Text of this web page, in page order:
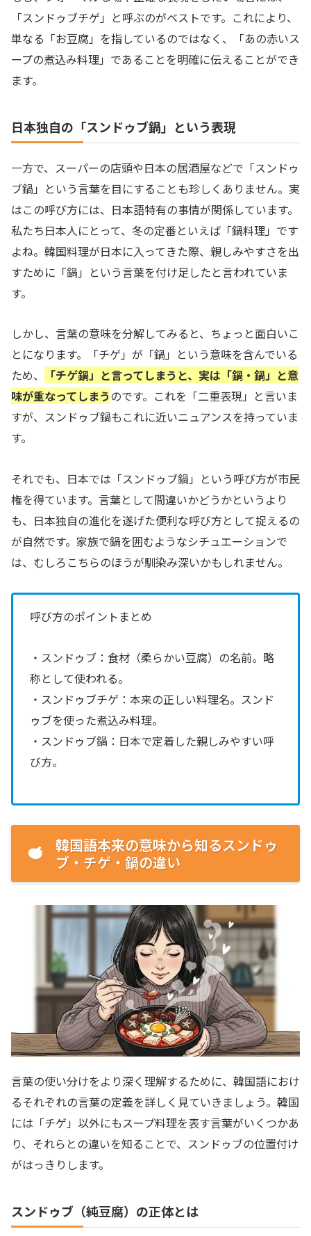
「スンドゥブチゲ」と呼ぶのがベストです。これにより、
単なる「お豆腐」を指しているのではなく、「あの赤いス
ープの煮込み料理」であることを明確に伝えることができ
ます。
日本独自の「スンドゥブ鍋」という表現
一方で、スーパーの店頭や日本の居酒屋などで「スンドゥ
ブ鍋」という言葉を目にすることも珍しくありません。実
はこの呼び方には、日本語特有の事情が関係しています。
私たち日本人にとって、冬の定番といえば「鍋料理」です
よね。韓国料理が日本に入ってきた際、親しみやすさを出
すために「鍋」という言葉を付け足したと言われていま
す。
しかし、言葉の意味を分解してみると、ちょっと面白いこ
とになります。「チゲ」が「鍋」という意味を含んでいる
ため、
「チゲ鍋」と言ってしまうと、実は「鍋・鍋」と意
味が重なってしまうのです。これを「二重表現」と言いま
すが、スンドゥブ鍋もこれに近いニュアンスを持っていま
す。
それでも、日本では「スンドゥブ鍋」という呼び方が市民
権を得ています。言葉として間違いかどうかというより
も、日本独自の進化を遂げた便利な呼び方として捉えるの
が自然です。家族で鍋を囲むようなシチュエーションで
は、むしろこちらのほうが馴染み深いかもしれません。
呼び方のポイントまとめ
・スンドゥブ：食材（柔らかい豆腐）の名前。略
称として使われる。
・スンドゥブチゲ：本来の正しい料理名。スンド
ゥブを使った煮込み料理。
・スンドゥブ鍋：日本で定着した親しみやすい呼
び方。
韓国語本来の意味から知るスンドゥ
ブ・チゲ・鍋の違い
言葉の使い分けをより深く理解するために、韓国語におけ
るそれぞれの言葉の定義を詳しく見ていきましょう。韓国
には「チゲ」以外にもスープ料理を表す言葉がいくつかあ
り、それらとの違いを知ることで、スンドゥブの位置付け
がはっきりします。
スンドゥブ（純豆腐）の正体とは